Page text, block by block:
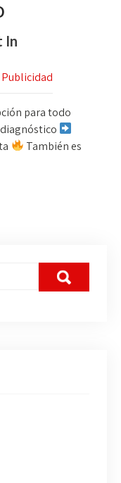
In
Publicidad
para todo
diagnóstico
También es